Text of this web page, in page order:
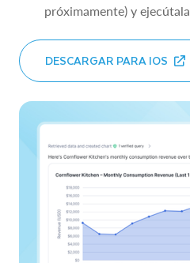
próximamente) y
DESCARGAR PARA IOS